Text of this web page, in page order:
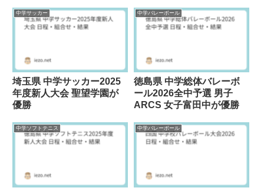
中学サッカー
埼玉県 中学サッカー2025
年度新人大会 聖望学園が
優勝
中学バレーボール
徳島県 中学総体バレーボ
ール2026全中予選 男子
ARCS 女子富田中が優勝
中学ソフトテニス 中学バレーボール